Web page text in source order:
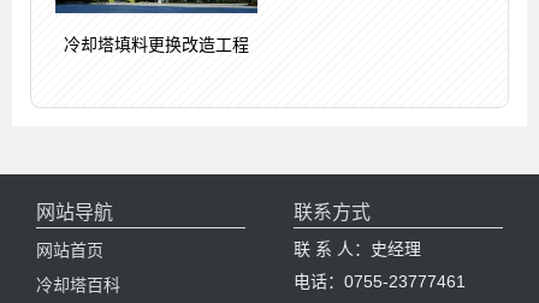
冷却塔填料更换改造工程
网站导航
网站首页
冷却塔百科
联系方式
联 系 人：史经理
电话：0755-23777461